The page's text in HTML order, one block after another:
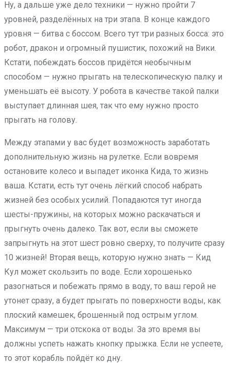
Ну, а дальше уже дело техники — нужно пройти 7
уровней, разделённых на три этапа. В конце каждого
уровня — битва с боссом. Всего тут три разных босса: это
робот, дракон и огромный пушистик, похожий на Вики.
Кстати, побеждать боссов придётся необычным
способом — нужно прыгать на телескопическую палку и
уменьшать её высоту. У робота в качестве такой палки
выступает длинная шея, так что ему нужно просто
прыгать на голову.
Между этапами у вас будет возможность заработать
дополнительную жизнь на рулетке. Если вовремя
остановите колесо и выпадет иконка Кида, то жизнь
ваша. Кстати, есть тут очень лёгкий способ набрать
жизней без особых усилий. Попадаются тут иногда
шесты-пружины, на которых можно раскачаться и
прыгнуть очень далеко. Так вот, если вы сможете
запрыгнуть на этот шест ровно сверху, то получите сразу
10 жизней! Вторая вещь, которую нужно знать — Кид
Кул может скользить по воде. Если хорошенько
разогнаться и побежать прямо в воду, то ваш герой не
утонет сразу, а будет прыгать по поверхности воды, как
плоский камешек, брошенный под острым углом.
Максимум — три отскока от воды. За это время вы
должны успеть нажать кнопку прыжка. Если не успеете,
то этот корабль пойдёт ко дну.